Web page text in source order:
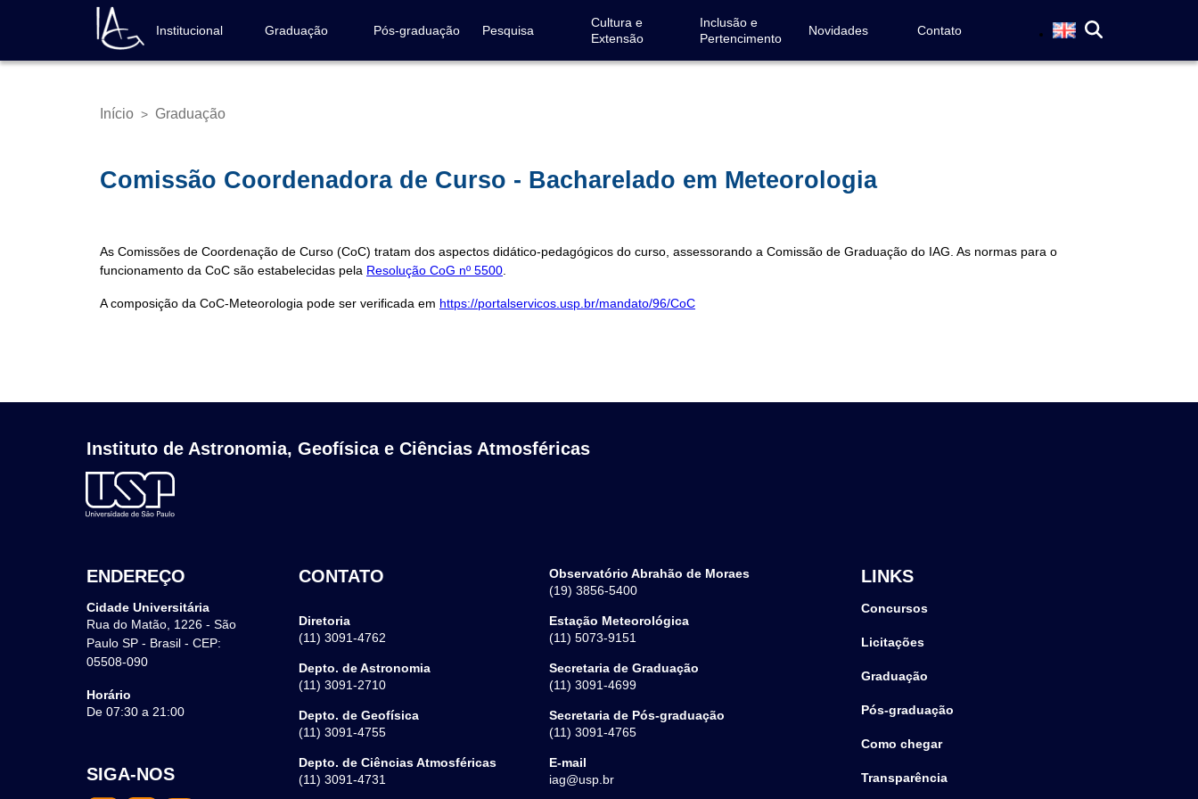
conteúdo
Navegação
principal
Institucional Graduação Pós-graduação Pesquisa
Cultura e
Extensão
Inclusão e
Pertencimento
Novidades Contato
Trilha
Início > Graduação
Comissão Coordenadora de Curso - Bacharelado em Meteorologia
As Comissões de Coordenação de Curso (CoC) tratam dos aspectos didático-pedagógicos do curso, assessorando a Comissão de Graduação do IAG. As normas para o
funcionamento da CoC são estabelecidas pela Resolução CoG nº 5500
A composição da CoC-Meteorologia pode ser verificada em https://portalservicos.usp.br/mandato/96/CoC
Instituto de Astronomia, Geofísica e Ciências Atmosféricas
ENDEREÇO
Cidade Universitária
Rua do Matão, 1226 - São
Paulo SP - Brasil - CEP:
05508-090
Horário
De 07:30 a 21:00
CONTATO
Diretoria
(11) 3091-4762
Depto. de Astronomia
(11) 3091-2710
Depto. de Geofísica
(11) 3091-4755
Depto. de Ciências Atmosféricas
(11) 3091-4731
Observatório Abrahão de Moraes
(19) 3856-5400
Estação Meteorológica
(11) 5073-9151
Secretaria de Graduação
(11) 3091-4699
Secretaria de Pós-graduação
(11) 3091-4765
E-mail
iag@usp.br
LINKS
Concursos
Licitações
Graduação
Pós-graduação
Como chegar
Transparência
SIGA-NOS